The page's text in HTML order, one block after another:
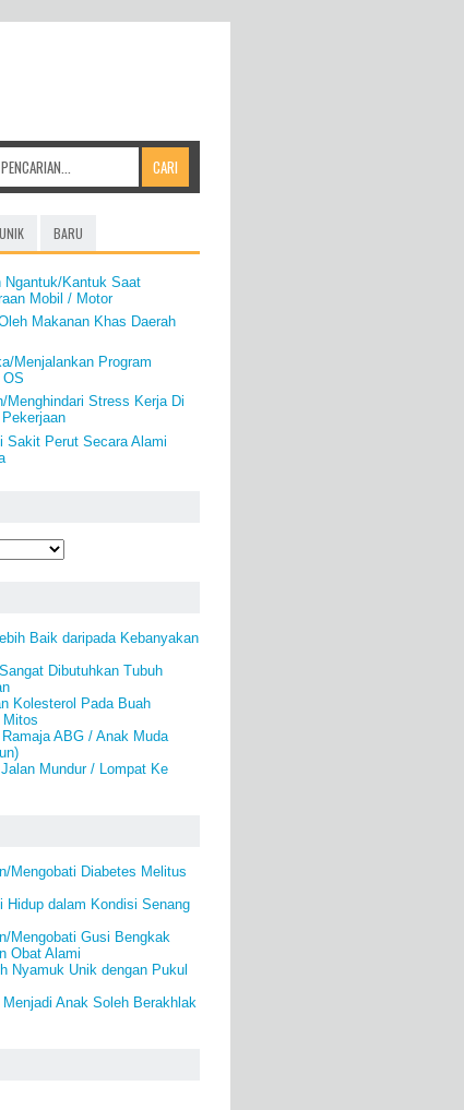
UNIK BARU
Ngantuk/Kantuk Saat
Mobil / Motor
Makanan Khas Daerah
Menjalankan Program
Menghindari Stress Kerja Di
Sakit Perut Secara Alami
Baik daripada Kebanyakan
Dibutuhkan Tubuh
Kolesterol Pada Buah
Mitos
ABG / Anak Muda
Mundur / Lompat Ke
Mengobati Diabetes Melitus
Hidup dalam Kondisi Senang
Mengobati Gusi Bengkak
Obat Alami
Nyamuk Unik dengan Pukul
Anak Soleh Berakhlak